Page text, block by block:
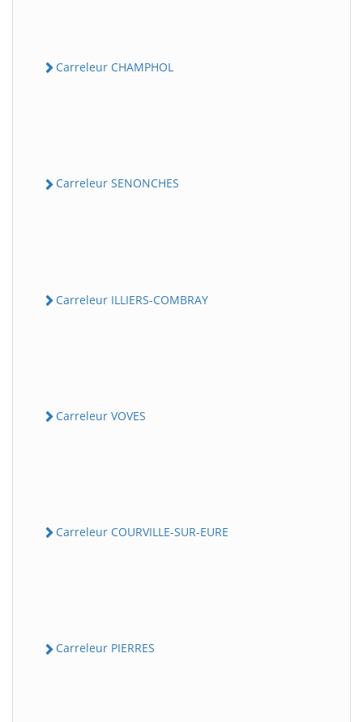
Carreleur CHAMPHOL
Carreleur SENONCHES
Carreleur ILLIERS-COMBRAY
Carreleur VOVES
Carreleur COURVILLE-SUR-EURE
Carreleur PIERRES